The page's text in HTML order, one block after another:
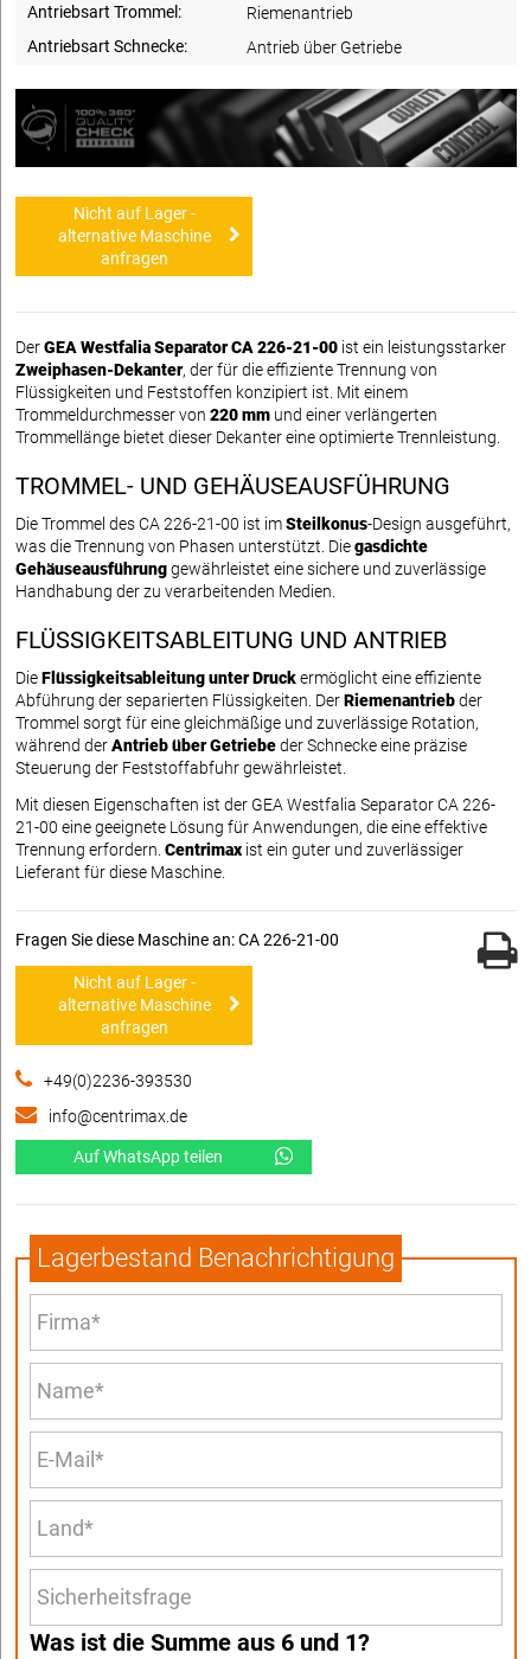
Antriebsart Trommel:
Riemenantrieb
Antriebsart Schnecke:
Antrieb über Getriebe
Nicht auf Lager -
alternative Maschine
anfragen
DerGEA Westfalia Separator CA 226-21-00 ist ein leistungsstarker
Zweiphasen-Dekanter, der für die effiziente Trennung von
Flüssigkeiten und Feststoffen konzipiert ist. Mit einem
Trommeldurchmesser von 220 mm und einer verlängerten
Trommellänge bietet dieser Dekanter eine optimierte Trennleistung.
TROMMEL- UND GEHÄUSEAUSFÜHRUNG
Die Trommel des CA 226-21-00 ist imSteilkonus-Design ausgeführt,
was die Trennung von Phasen unterstützt. Diegasdichte
Gehäuseausführunggewährleistet eine sichere und zuverlässige
Handhabung der zu verarbeitenden Medien.
FLÜSSIGKEITSABLEITUNG UND ANTRIEB
DieFlüssigkeitsableitung unter Druckermöglicht eine effiziente
Abführung der separierten Flüssigkeiten. DerRiemenantriebder
Trommel sorgt für eine gleichmäßige und zuverlässige Rotation,
während derAntrieb über Getriebeder Schnecke eine präzise
Steuerung der Feststoffabfuhr gewährleistet.
Mit diesen Eigenschaften ist der GEA Westfalia Separator CA 226-
21-00 eine geeignete Lösung für Anwendungen, die eine effektive
Trennung erfordern. Centrimax ist ein guter und zuverlässiger
Lieferant für diese Maschine.
Fragen Sie diese Maschine an: CA 226-21-00
Nicht auf Lager -
alternative Maschine
anfragen
+49(0)2236-393530
info@centrimax.de
Auf WhatsApp teilen
Lagerbestand Benachrichtigung
Was ist die Summe aus 6 und 1?